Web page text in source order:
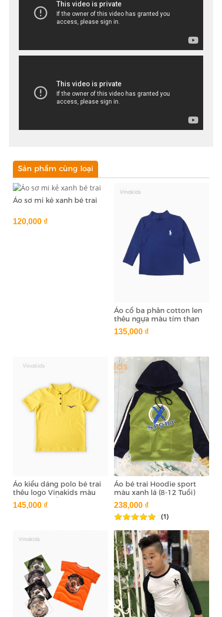
Sản phẩm cùng loại
Áo sơ mi kẻ xanh bé trai
120,000 ₫
Áo cổ ba phân cotton len
thêu ngựa màu tím than
(1-6 tuổi)
135,000 ₫
Áo kiểu dáng polo bé trai
thêu logo Vinakids màu
vàng( 1-7 tuổi)
145,000 ₫
Áo bé trai Hoodie sport
màu xanh lá (8-12 Tuổi)
238,000 ₫
(1)